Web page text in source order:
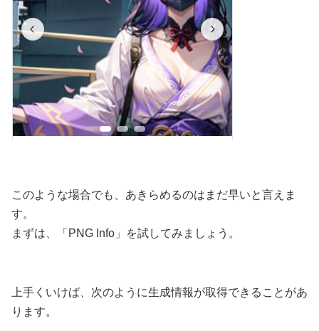
このような場合でも、あきらめるのはまだ早いと言えま
す。
まずは、「PNG Info」を試してみましょう。
上手くいけば、次のように生成情報が取得できることがあ
ります。